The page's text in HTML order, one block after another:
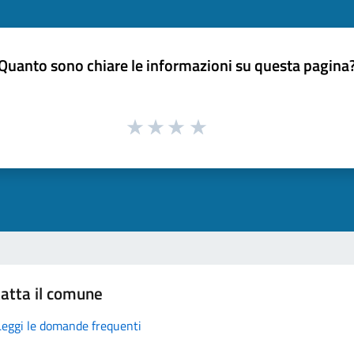
sono chiare le informazioni su questa
il comune
le domande frequenti